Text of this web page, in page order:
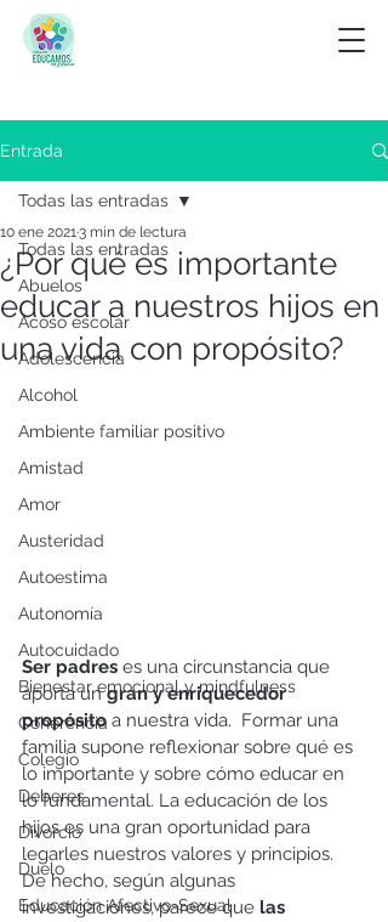
Entrada
Todas las entradas
Abuelos
Acoso escolar
Adolescencia
Alcohol
Ambiente familiar positivo
Amistad
Amor
Austeridad
Autoestima
Autonomía
Autocuidado
Bienestar emocional y mindfulness
Coherencia
Colegio
Deberes
Divorcio
Duelo
Educación Afectivo-Sexual
Todas las entradas
¿Por qué es importante
educar a nuestros hijos en
una vida con propósito?
10 ene 20213 min de lectura
Ser padres es una circunstancia que
aporta un gran y enriquecedor
propósito a nuestra vida.  Formar una
familia supone reflexionar sobre qué es
lo importante y sobre cómo educar en
lo fundamental. La educación de los
hijos es una gran oportunidad para
legarles nuestros valores y principios.
De hecho, según algunas
investigaciones, parece que las